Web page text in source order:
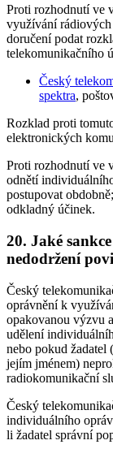
Proti rozhodnutí ve
využívání
doručení podat
telekomunikačního
Český
spektra,
Rozklad proti
elektronických
Proti rozhodnutí ve
odnětí
postupovat
odkladný účinek.
20. Jaké
nedodržení
Český
oprávnění k
opakovanou výzvu
udělení
nebo pokud žadatel
jejím jménem)
radiokomunikační
Český
individuálního
li žadatel správní